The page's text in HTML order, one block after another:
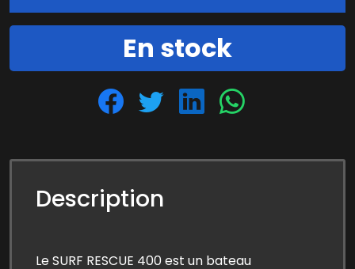
En stock
Description
Le SURF RESCUE 400 est un bateau